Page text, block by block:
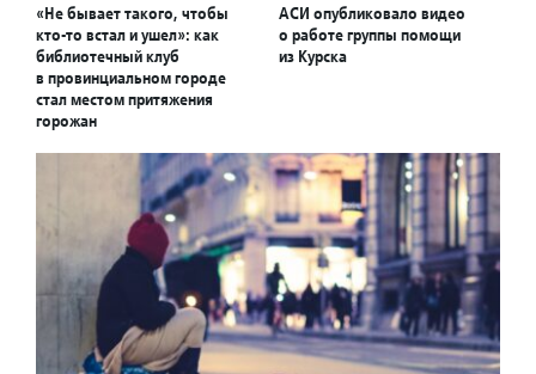
«Не бывает такого, чтобы
кто-то встал и ушел»: как
библиотечный клуб
в провинциальном городе
стал местом притяжения
горожан
АСИ опубликовало видео
о работе группы помощи
из Курска